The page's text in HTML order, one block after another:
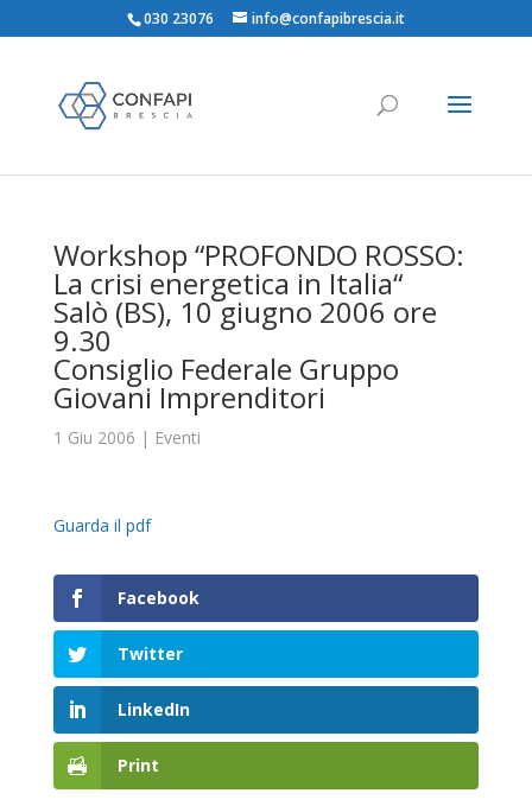
030 23076 info@confapibrescia.it
Workshop “PROFONDO ROSSO:
La crisi energetica in Italia“
Salò (BS), 10 giugno 2006 ore
9.30
Consiglio Federale Gruppo
Giovani Imprenditori
1 Giu 2006 | Eventi
Guarda il pdf
Facebook
Twitter
LinkedIn
Print